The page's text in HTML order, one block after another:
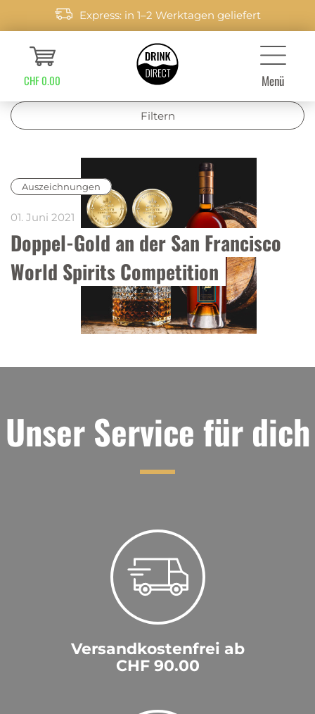
Express: in 1–2 Werktagen geliefert
CHF 0.00 Menü
Filtern
Auszeichnungen
Doppel-Gold an der San Francisco
World Spirits Competition
01. Juni 2021
Unser Service für dich
Versandkostenfrei ab
CHF 90.00